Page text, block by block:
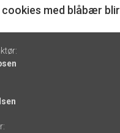
cookies med blåbær blir